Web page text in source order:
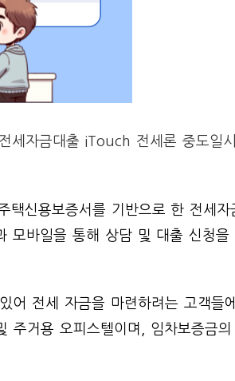
세자금대출 iTouch 전세론 중도일
택신용보증서를 기반으로 한 전세
모바일을 통해 상담 및 대출 신청을
어 전세 자금을 마련하려는 고객들
주거용 오피스텔이며, 임차보증금